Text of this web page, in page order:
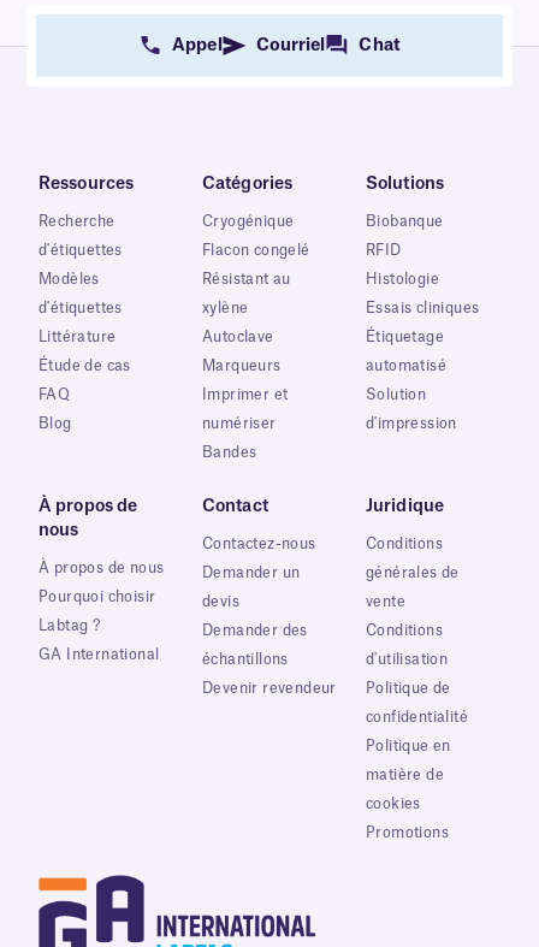
Appel Courriel Chat
Ressources
Recherche
d'étiquettes
Modèles
d'étiquettes
Littérature
Étude de cas
FAQ
Blog
Catégories
Cryogénique
Flacon congelé
Résistant au
xylène
Autoclave
Marqueurs
Imprimer et
numériser
Bandes
Solutions
Biobanque
RFID
Histologie
Essais cliniques
Étiquetage
automatisé
Solution
d'impression
À propos de
nous
À propos de nous
Pourquoi choisir
Labtag ?
GA International
Contact
Contactez-nous
Demander un
devis
Demander des
échantillons
Devenir revendeur
Juridique
Conditions
générales de
vente
Conditions
d'utilisation
Politique de
confidentialité
Politique en
matière de
cookies
Promotions